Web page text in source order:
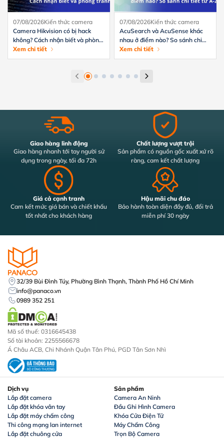
07/08/2026Kiến thức camera
Camera Hikvision có bị hack
không? Cách nhận biết và phòng
tránh hiệu quả
Xem chi tiết
07/08/2026Kiến thức camera
AcuSearch và AcuSense khác
nhau ở điểm nào? So sánh chi
tiết từ A-Z
Xem chi tiết
Giao hàng linh động
Giao hàng nhanh tới tay người sử
dụng trong ngày, tối đa 72h
Chất lượng vượt trội
Sản phẩm có nguồn gốc xuất xứ rõ
ràng, cam kết chất lượng
Giá cả cạnh tranh
Cam kết mức giá bán và chiết khấu
tốt nhất cho khách hàng
Hậu mãi chu đáo
Bảo hành toàn diện đầy đủ, đổi trả
miễn phí 30 ngày
Dịch vụ
Lắp đặt camera
Lắp đặt khóa vân tay
Lắp đặt máy chấm công
Thi công mạng lan internet
Lắp đặt chuông cửa
Sản phẩm
Camera An Ninh
Đầu Ghi Hình Camera
Khóa Cửa Điện Tử
Máy Chấm Công
Trọn Bộ Camera
32/39 Bùi Đình Túy, Phường Bình Thạnh, Thành Phố Hồ Chí Minh
info@panaco.vn
0989 352 251
Mã số thuế: 0316645438
Số tài khoản: 2255566678
Á Châu ACB, Chi Nhánh Quận Tân Phú, PGD Tân Sơn Nhì